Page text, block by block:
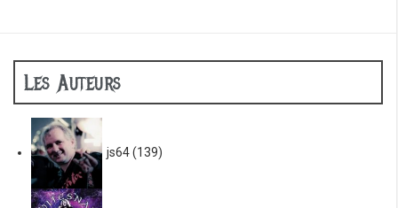
Les Auteurs
js64(139)